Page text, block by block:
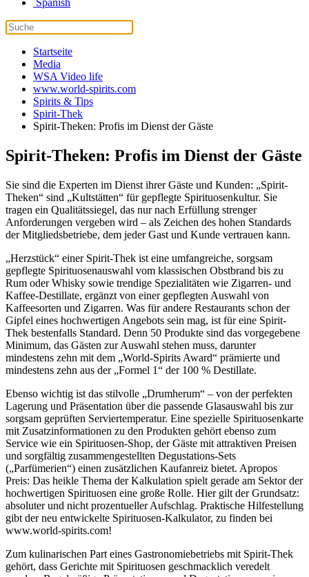
Spanish
Startseite
Media
WSA Video life
www.world-spirits.com
Spirits & Tips
Spirit-Thek
Spirit-Theken: Profis im Dienst der Gäste
Spirit-Theken: Profis im Dienst der Gäste
Sie sind die Experten im Dienst ihrer Gäste und Kunden: „Spirit-
Theken“ sind „Kultstätten“ für gepflegte Spirituosenkultur. Sie
tragen ein Qualitätssiegel, das nur nach Erfüllung strenger
Anforderungen vergeben wird – als Zeichen des hohen Standards
der Mitgliedsbetriebe, dem jeder Gast und Kunde vertrauen kann.
„Herzstück“ einer Spirit-Thek ist eine umfangreiche, sorgsam
gepflegte Spirituosenauswahl vom klassischen Obstbrand bis zu
Rum oder Whisky sowie trendige Spezialitäten wie Zigarren- und
Kaffee-Destillate, ergänzt von einer gepflegten Auswahl von
Kaffeesorten und Zigarren. Was für andere Restaurants schon der
Gipfel eines hochwertigen Angebots sein mag, ist für eine Spirit-
Thek bestenfalls Standard. Denn 50 Produkte sind das vorgegebene
Minimum, das Gästen zur Auswahl stehen muss, darunter
mindestens zehn mit dem „World-Spirits Award“ prämierte und
mindestens zehn aus der „Formel 1“ der 100 % Destillate.
Ebenso wichtig ist das stilvolle „Drumherum“ – von der perfekten
Lagerung und Präsentation über die passende Glasauswahl bis zur
sorgsam geprüften Serviertemperatur. Eine spezielle Spirituosenkarte
mit Zusatzinformationen zu den Produkten gehört ebenso zum
Service wie ein Spirituosen-Shop, der Gäste mit attraktiven Preisen
und sorgfältig zusammengestellten Degustations-Sets
(„Parfümerien“) einen zusätzlichen Kaufanreiz bietet. Apropos
Preis: Das heikle Thema der Kalkulation spielt gerade am Sektor der
hochwertigen Spirituosen eine große Rolle. Hier gilt der Grundsatz:
absoluter und nicht prozentueller Aufschlag. Praktische Hilfestellung
gibt der neu entwickelte Spirituosen-Kalkulator, zu finden bei
www.world-spirits.com!
Zum kulinarischen Part eines Gastronomiebetriebs mit Spirit-Thek
gehört, dass Gerichte mit Spirituosen geschmacklich veredelt